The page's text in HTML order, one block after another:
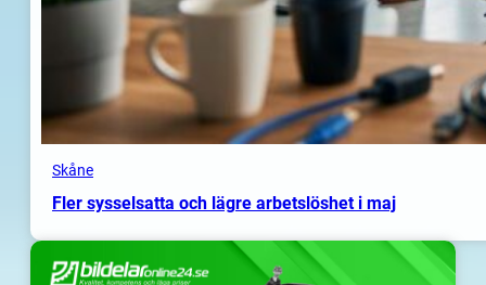
Skåne
Fler sysselsatta och lägre arbetslöshet i maj